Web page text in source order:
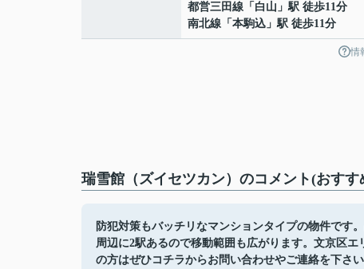
都営三田線 「 白山 」駅 徒歩11分
南北線 「 本駒込 」駅 徒歩11分
情
瑞雪館（ズイセツカン）のコメント(おすす
防犯対策もバッチリなマンションタイプの物件です
周辺に2駅あるので移動範囲も広がります。文京区
の方はぜひコチラからお問い合わせやご連絡を下さい